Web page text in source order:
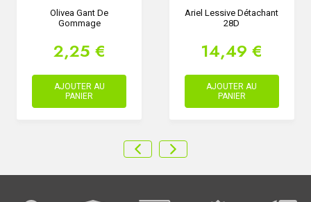
Olivea Gant De
Gommage
2,25 €
AJOUTER AU
PANIER
Ariel Lessive Détachant
28D
14,49 €
AJOUTER AU
PANIER